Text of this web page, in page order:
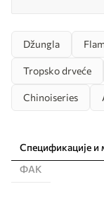
Džungla
Tropsko drveće
Chinoiseries
Спецификације и
ФАК